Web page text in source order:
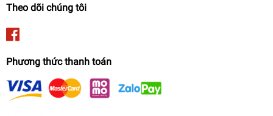
- Nắp bình được chế tạo bằng nhựa cao cấp và phẩn gioăng bằng silicone
giúp giữ kín hơi, đóng rất khít và không bị rò rỉ hơi nước ra bên ngoài.
Theo dõi chúng tôi
Phương thức thanh toán